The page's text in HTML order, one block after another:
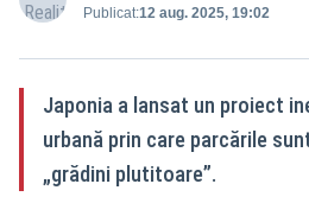
Publicat:12 aug. 2025, 19:02
Japonia a lansat un proiect
urbană prin care parcările
„grădini plutitoare”.